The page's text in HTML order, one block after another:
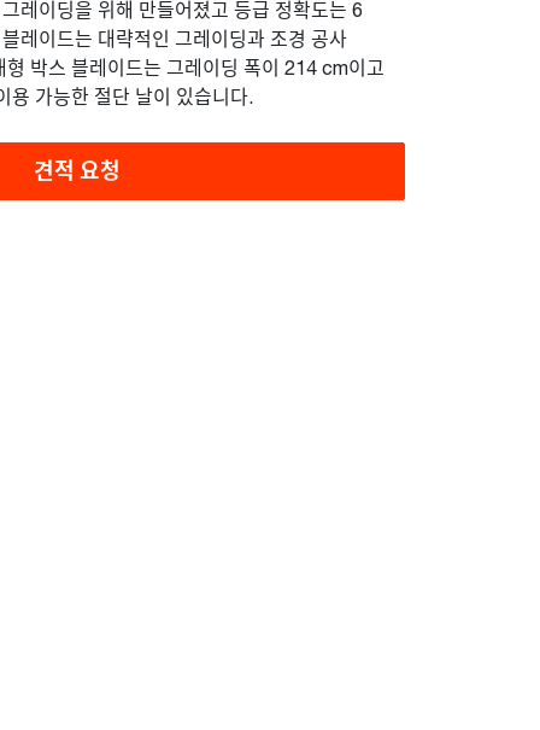
레이딩을 위해 만들어졌고 등급 정확도는 6
레이드는 대략적인 그레이딩과 조경 공사
박스 블레이드는 그레이딩 폭이 214 cm이고
용 가능한 절단 날이 있습니다.
견적 요청